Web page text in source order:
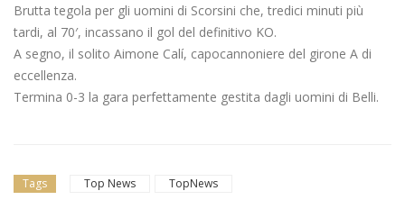
Brutta tegola per gli uomini di Scorsini che, tredici minuti più
tardi, al 70′, incassano il gol del definitivo KO.
A segno, il solito Aimone Calí, capocannoniere del girone A di
eccellenza.
Termina 0-3 la gara perfettamente gestita dagli uomini di Belli.
Tags Top News TopNews